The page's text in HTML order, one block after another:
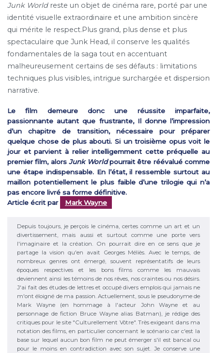
Junk Worldreste un objet de cinéma rare, porté par une
identité visuelle extraordinaire et une ambition sincère
qui mérite le respect.Plus grand, plus dense et plus
spectaculaire que Junk Head, il conserve les qualités
fondamentales de la saga tout en accentuant
malheureusement certains de ses défauts : limitations
techniques plus visibles, intrigue surchargée et dispersion
narrative.
Le film demeure donc une réussite imparfaite,
passionnante autant que frustrante, Il donne l’impression
d’un chapitre de transition, nécessaire pour préparer
quelque chose de plus abouti. Si un troisième opus voit le
jour et parvient à relier intelligemment cette préquelle au
premier film, alorsJunk Worldpourrait être réévalué comme
une étape indispensable. En l’état, il ressemble surtout au
maillon potentiellement le plus faible d’une trilogie qui n’a
pas encore livré sa forme définitive.
Article écrit par
Mark Wayne
Depuis toujours, je perçois le cinéma, certes comme un art et un
divertissement, mais aussi et surtout comme une porte vers
l'imaginaire et la création. On pourrait dire en ce sens que je
partage la vision qu'en avait Georges Méliès. Avec le temps, de
nombreux genres ont émergé, souvent représentatifs de leurs
époques respectives et les bons films comme les mauvais
deviennent ainsi les témoins de nos rêves, nos craintes ou nos désirs.
J'ai fait des études de lettres et occupé divers emplois qui jamais ne
m'ont éloigné de ma passion. Actuellement, sous le pseudonyme de
Mark Wayne (en hommage à l'acteur John Wayne et au
personnage de fiction Bruce Wayne alias Batman), je rédige des
critiques pour le site "Culturellement Vôtre". Très exigeant dans ma
notation des films, en particulier concernant le scénario car c'est la
base sur lequel aucun bon film ne peut émerger s'il est bancal ou
pour le moins en contradiction avec son sujet. Je conserve une